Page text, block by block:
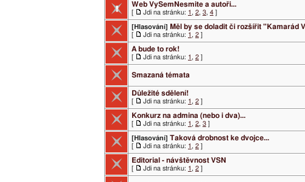
Web VySemNesmite a autoři...
[ Jdi na stránku: 1 , 2, 3, 4 ]
[Hlasování] Měl by se doladit či rozšířit "Kamarád
[ Jdi na stránku: 1 , 2 ]
A bude to rok!
[ Jdi na stránku: 1 , 2 ]
Smazaná témata
Důležité sdělení!
[ Jdi na stránku: 1 , 2 ]
Konkurz na admina (nebo i dva)...
[ Jdi na stránku: 1 , 2, 3 ]
[Hlasování] Taková drobnost ke dvojce...
[ Jdi na stránku: 1 , 2 ]
Editorial - návštěvnost VSN
[ Jdi na stránku: 1 , 2 ]